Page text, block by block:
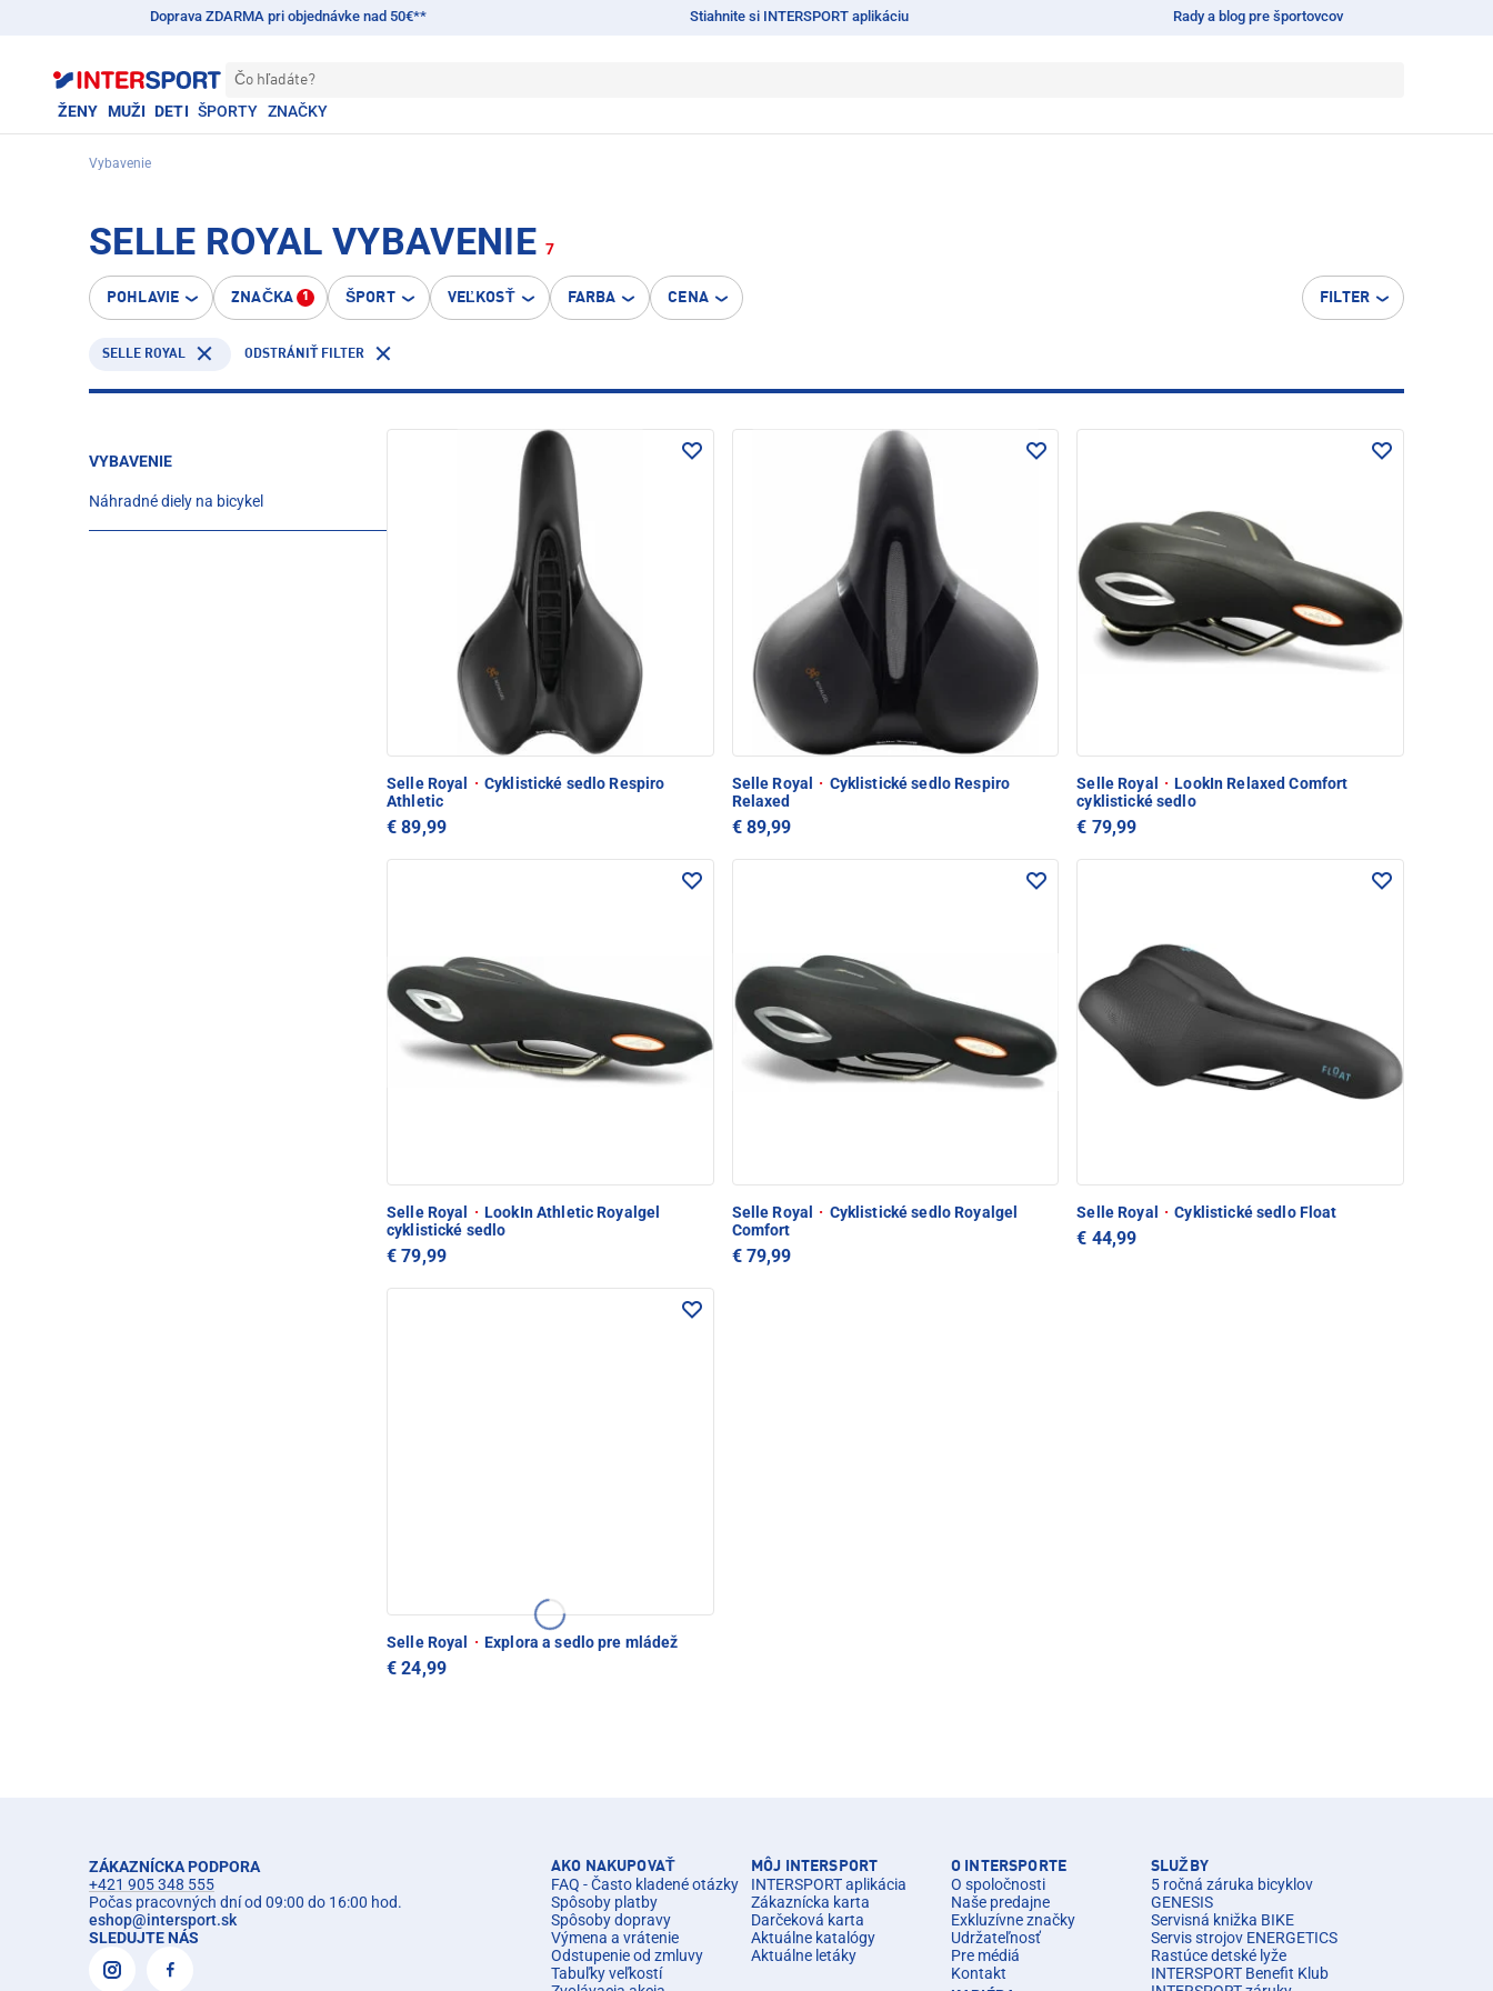
Doprava ZDARMA pri objednávke nad 50€** Stiahnite si INTERSPORT aplikáciu Rady a blog pre športovcov
Čo hľadáte?
ŽENY MUŽI DETI ŠPORTY ZNAČKY
Vybavenie
SELLE ROYAL VYBAVENIE 7
POHLAVIE ZNAČKA 1 ŠPORT VEĽKOSŤ FARBA CENA FILTER
SELLE ROYAL ODSTRÁNIŤ FILTER
VYBAVENIE
Náhradné diely na bicykel
Selle Royal · Cyklistické sedlo Respiro
Athletic
€ 89,99
Selle Royal · Cyklistické sedlo Respiro
Relaxed
€ 89,99
Selle Royal · LookIn Relaxed Comfort
cyklistické sedlo
€ 79,99
Selle Royal · LookIn Athletic Royalgel
cyklistické sedlo
€ 79,99
Selle Royal · Cyklistické sedlo Royalgel
Comfort
€ 79,99
Selle Royal · Cyklistické sedlo Float
€ 44,99
Selle Royal · Explora a sedlo pre mládež
€ 24,99
ZÁKAZNÍCKA PODPORA
+421 905 348 555
Počas pracovných dní od 09:00 do 16:00 hod.
eshop@intersport.sk
SLEDUJTE NÁS
AKO NAKUPOVAŤ
FAQ - Často kladené otázky
Spôsoby platby
Spôsoby dopravy
Výmena a vrátenie
Odstupenie od zmluvy
Tabuľky veľkostí
MÔJ INTERSPORT
INTERSPORT aplikácia
Zákaznícka karta
Darčeková karta
Aktuálne katalógy
Aktuálne letáky
O INTERSPORTE
O spoločnosti
Naše predajne
Exkluzívne značky
Udržateľnosť
Pre médiá
Kontakt
SLUŽBY
5 ročná záruka bicyklov
GENESIS
Servisná knižka BIKE
Servis strojov ENERGETICS
Rastúce detské lyže
INTERSPORT Benefit Klub